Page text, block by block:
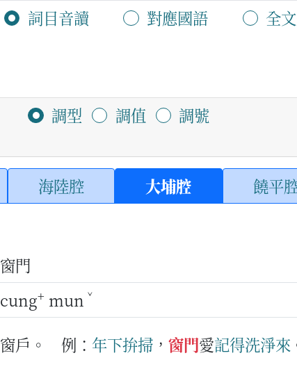
詞目音讀 對應國語 全
調型 調值 調號
海陸腔 大埔腔 饒平
窗門
cung+ mun ˇ
窗戶。 例： 年下拚掃 ， 窗門愛記得洗淨來